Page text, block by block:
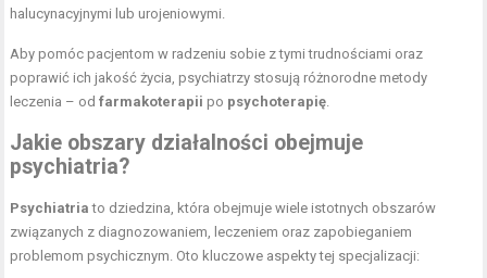
halucynacyjnymi lub urojeniowymi.
Aby pomóc pacjentom w radzeniu sobie z tymi trudnościami oraz
poprawić ich jakość życia, psychiatrzy stosują różnorodne metody
leczenia – odfarmakoterapii po psychoterapię.
Jakie obszary działalności obejmuje
psychiatria?
Psychiatria to dziedzina, która obejmuje wiele istotnych obszarów
związanych z diagnozowaniem, leczeniem oraz zapobieganiem
problemom psychicznym. Oto kluczowe aspekty tej specjalizacji: